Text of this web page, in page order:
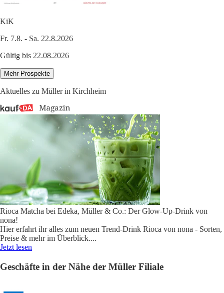
KiK
Fr. 7.8. - Sa. 22.8.2026
Gültig bis 22.08.2026
Mehr Prospekte
Aktuelles zu Müller in Kirchheim
Rioca Matcha bei Edeka, Müller & Co.: Der Glow-Up-Drink von
nona!
Hier erfahrt ihr alles zum neuen Trend-Drink Rioca von nona - Sorten,
Preise & mehr im Überblick....
Jetzt lesen
Geschäfte in der Nähe der Müller Filiale